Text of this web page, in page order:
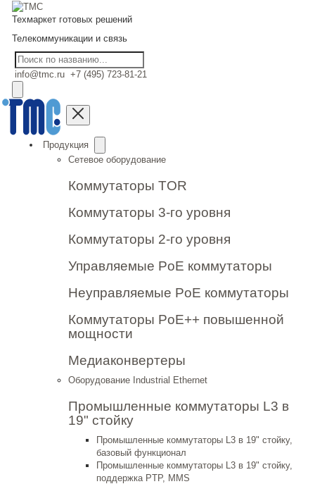
Техмаркет готовых решений
Телекоммуникации и связь
info@tmc.ru +7 (495) 723-81-21
Продукция
Сетевое оборудование
Коммутаторы TOR
Коммутаторы 3-го уровня
Коммутаторы 2-го уровня
Управляемые PoE коммутаторы
Неуправляемые PoE коммутаторы
Коммутаторы PoE++ повышенной
мощности
Медиаконвертеры
Оборудование Industrial Ethernet
Промышленные коммутаторы L3 в
19" стойку
Промышленные коммутаторы L3 в 19" стойку,
базовый функционал
Промышленные коммутаторы L3 в 19" стойку,
поддержка PTP, MMS